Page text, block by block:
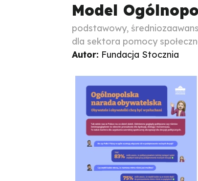
Model
podstawowy,
dla sektora pomocy
Autor: Fundacja Stocznia